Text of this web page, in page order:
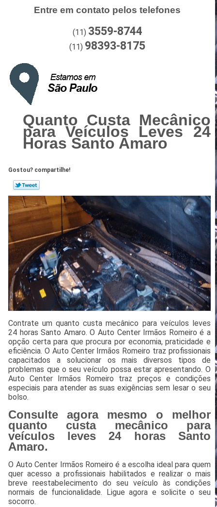
Entre em contato pelos telefones
(11) 3559-8744
(11) 98393-8175
Quanto Custa Mecânico
para Veículos Leves 24
Horas Santo Amaro
Gostou? compartilhe!
Contrate um quanto custa mecânico para veículos leves
24 horas Santo Amaro. O Auto Center Irmãos Romeiro é a
opção certa para que procura por economia, praticidade e
eficiência. O Auto Center Irmãos Romeiro traz profissionais
capacitados a solucionar os mais diversos tipos de
problemas que o seu veículo possa estar apresentando. O
Auto Center Irmãos Romeiro traz preços e condições
especiais para atender as suas exigências sem lesar o seu
bolso.
Consulte agora mesmo o melhor
quanto custa mecânico para
veículos leves 24 horas Santo
Amaro.
O Auto Center Irmãos Romeiro é a escolha ideal para quem
quer acesso a profissionais habilitados e realizar o mais
breve reestabelecimento do seu veículo às condições
normais de funcionalidade. Ligue agora e solicite o seu
socorro.